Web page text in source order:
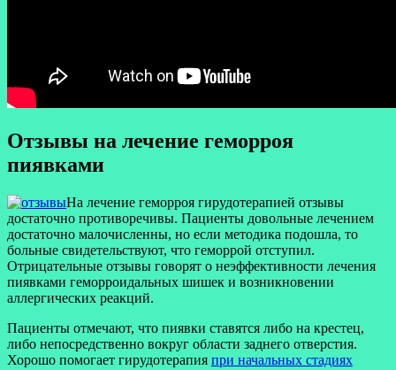
Отзывы на лечение геморроя
пиявками
На лечение геморроя гирудотерапией отзывы
достаточно противоречивы. Пациенты довольные лечением
достаточно малочисленны, но если методика подошла, то
больные свидетельствуют, что геморрой отступил.
Отрицательные отзывы говорят о неэффективности лечения
пиявками геморроидальных шишек и возникновении
аллергических реакций.
Пациенты отмечают, что пиявки ставятся либо на крестец,
либо непосредственно вокруг области заднего отверстия.
Хорошо помогает гирудотерапия при начальных стадиях